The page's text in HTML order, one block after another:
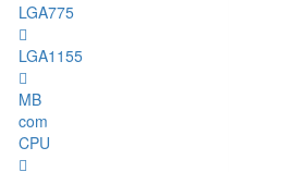
LGA775
LGA1155
MB
com
CPU